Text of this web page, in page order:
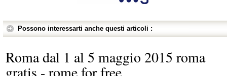
Possono interessarti anche questi articoli :
Roma dal 1 al 5 maggio 2015 roma
gratis - rome for free